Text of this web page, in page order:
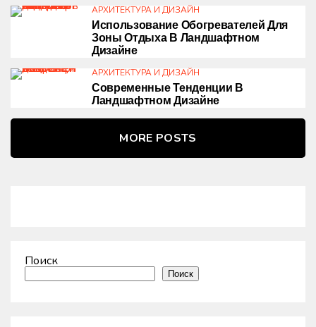
АРХИТЕКТУРА И ДИЗАЙН
Использование Обогревателей Для
Зоны Отдыха В Ландшафтном
Дизайне
АРХИТЕКТУРА И ДИЗАЙН
Современные Тенденции В
Ландшафтном Дизайне
MORE POSTS
Поиск
Поиск